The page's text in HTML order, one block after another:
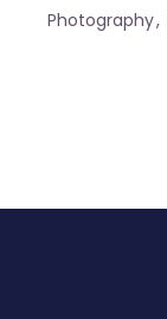
Photography